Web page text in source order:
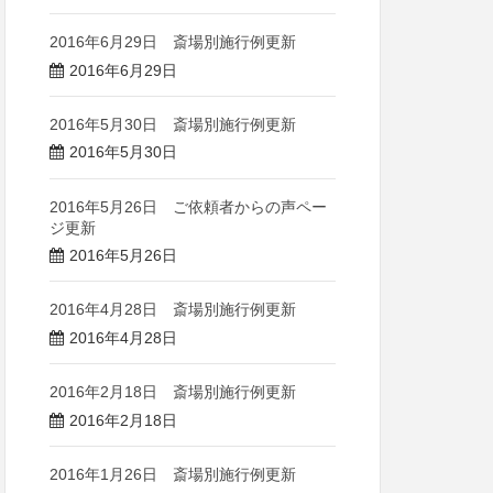
2016年6月29日 斎場別施行例更新
2016年6月29日
2016年5月30日 斎場別施行例更新
2016年5月30日
2016年5月26日 ご依頼者からの声ペー
ジ更新
2016年5月26日
2016年4月28日 斎場別施行例更新
2016年4月28日
2016年2月18日 斎場別施行例更新
2016年2月18日
2016年1月26日 斎場別施行例更新